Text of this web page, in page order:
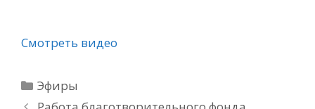
Смотреть видео
Рубрики
Эфиры